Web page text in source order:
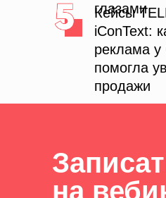
глазами
Кейсы
iConText:
реклама у
помогла
продажи
на
в контексте диджитал
Больше полезного контента — в
Telegram-канале.